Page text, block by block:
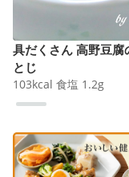
具だくさん 高野豆腐
とじ
103kcal 食塩 1.2g